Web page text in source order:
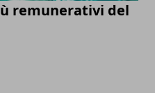
remunerativi del